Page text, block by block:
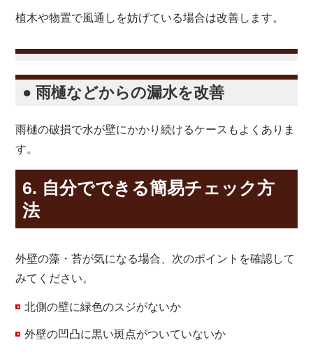
植木や物置で風通しを妨げている場合は改善します。
● 雨樋などからの漏水を改善
雨樋の破損で水が壁にかかり続けるケースもよくありま
す。
6. 自分でできる簡易チェック方
法
外壁の藻・苔が気になる場合、次のポイントを確認して
みてください。
北側の壁に緑色のスジがないか
外壁の凹凸に黒い斑点がついていないか